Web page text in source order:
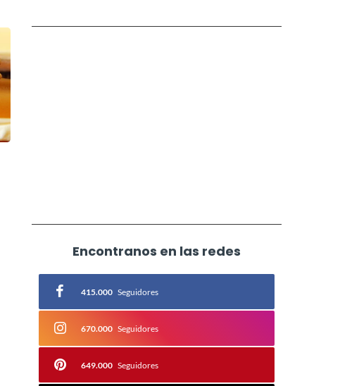
Encontranos en las redes
415.000 Seguidores
670.000 Seguidores
649.000 Seguidores